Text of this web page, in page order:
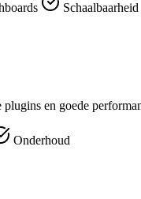
Schaalbaarheid
en goede
Onderhoud